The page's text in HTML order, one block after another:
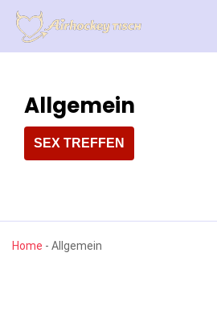
Allgemein
SEX TREFFEN
Home - Allgemein